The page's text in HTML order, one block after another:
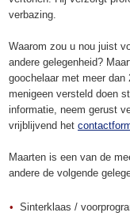
verbazing.
Waarom zou u nou juist
andere gelegenheid?
goochelaar met meer
menigeen versteld doen
informatie, neem gerust
vrijblijvend het
Maarten is een van de
andere de volgende
Sinterklaas /